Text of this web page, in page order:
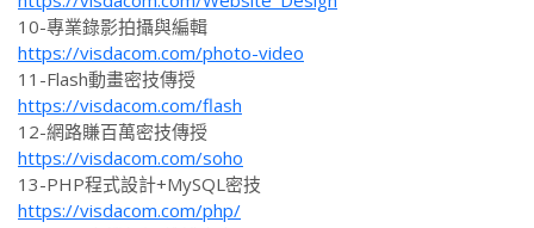
10-專業錄影拍攝與編輯
https://visdacom.com/photo-video
11-Flash動畫密技傳授
https://visdacom.com/flash
12-網路賺百萬密技傳授
https://visdacom.com/soho
13-PHP程式設計+MySQL密技
https://visdacom.com/php/